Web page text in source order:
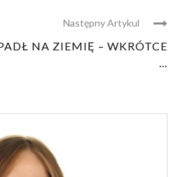
Następny Artykul
NA ZIEMIĘ – WKRÓTCE
...